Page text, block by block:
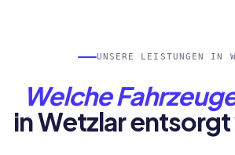
UNSERE LEISTUNGEN IN
Welche
in Wetzlar